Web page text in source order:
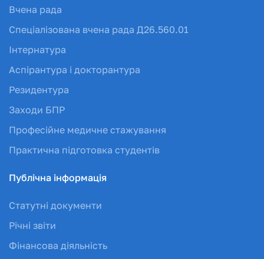
Вчена рада
Спеціалізована вчена рада Д26.560.01
Інтернатура
Аспірантура і докторантура
Резидентура
Заходи БПР
Професійне медичне стажування
Практична підготовка студентів
Публічна інформація
Статутні документи
Річні звіти
Фінансова діяльність